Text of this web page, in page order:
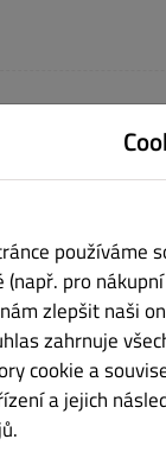
používáme
(např. pro
zlepšit naši
zahrnuje
cookie a
a jejich